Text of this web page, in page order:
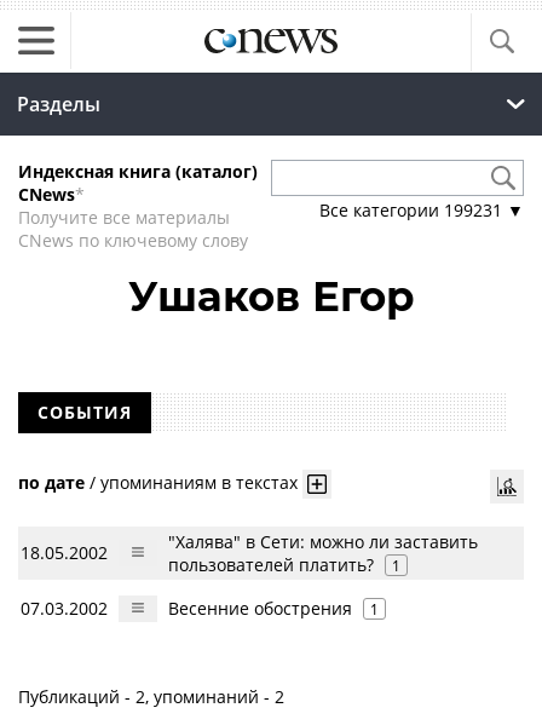
Разделы
Индексная книга (каталог)
CNews*
Получите все материалы
CNews по ключевому слову
Все категории 199231 ▼
Ушаков Егор
СОБЫТИЯ
по дате / упоминаниям в текстах
18.05.2002
"Халява" в Сети: можно ли заставить
пользователей платить?
1
07.03.2002 Весенние обострения 1
Публикаций - 2, упоминаний - 2